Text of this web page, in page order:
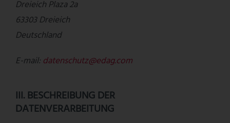
Dreieich Plaza 2a
63303 Dreieich
Deutschland
E-mail: datenschutz@edag.com
III. BESCHREIBUNG DER
DATENVERARBEITUNG